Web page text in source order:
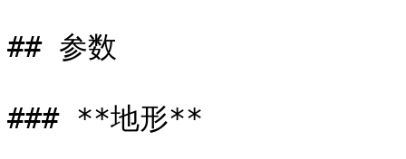
## 参数
### **地形**